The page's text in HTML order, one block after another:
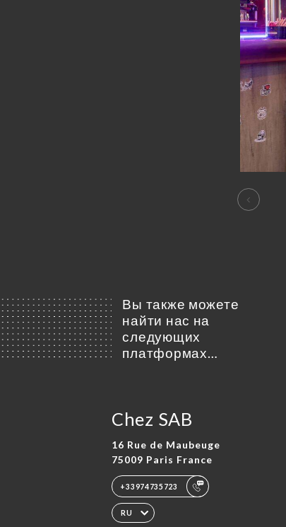
Вы также можете
найти нас на
следующих
платформах…
Chez SAB
16 Rue de Maubeuge
75009 Paris France
+33974735723
RU